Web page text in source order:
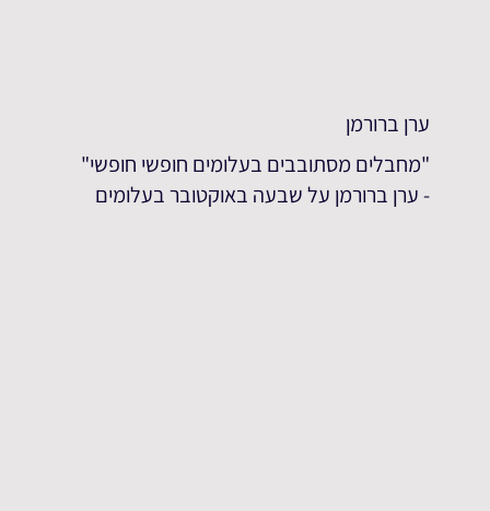
ערן ברורמן
"מחבלים מסתובבים בעלומים חופשי חופשי"
- ערן ברורמן על שבעה באוקטובר בעלומים